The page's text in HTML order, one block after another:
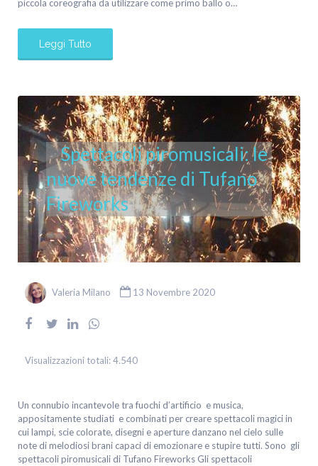
piccola coreografia da utilizzare come primo ballo o…
Leggi Tutto
Spettacoli piromusicali: le
nuove tendenze di Tufano
Fireworks
Valeria Milano 13 Novembre 2020
Visualizzazioni totali:4.540
Un connubio incantevole tra fuochi d’artificio e musica,
appositamente studiati e combinati per creare spettacoli magici in
cui lampi, scie colorate, disegni e aperture danzano nel cielo sulle
note di melodiosi brani capaci di emozionare e stupire tutti. Sono gli
spettacoli piromusicali di Tufano Fireworks Gli spettacoli